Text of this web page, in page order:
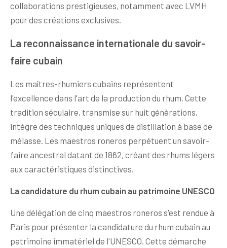
collaborations prestigieuses, notamment avec LVMH
pour des créations exclusives.
La reconnaissance internationale du savoir-
faire cubain
Les maîtres-rhumiers cubains représentent
l'excellence dans l'art de la production du rhum. Cette
tradition séculaire, transmise sur huit générations,
intègre des techniques uniques de distillation à base de
mélasse. Les maestros roneros perpétuent un savoir-
faire ancestral datant de 1862, créant des rhums légers
aux caractéristiques distinctives.
La candidature du rhum cubain au patrimoine UNESCO
Une délégation de cinq maestros roneros s'est rendue à
Paris pour présenter la candidature du rhum cubain au
patrimoine immatériel de l'UNESCO. Cette démarche